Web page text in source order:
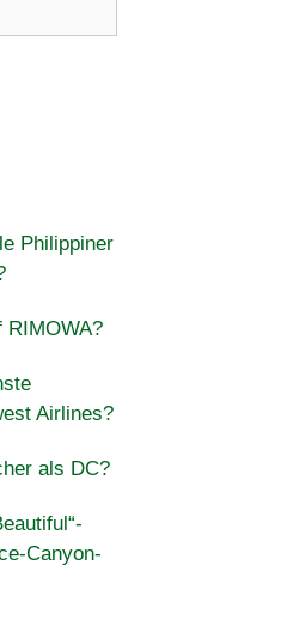
Philippiner
RIMOWA?
Airlines?
als DC?
Canyon-